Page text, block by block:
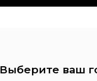
Выберите ваш